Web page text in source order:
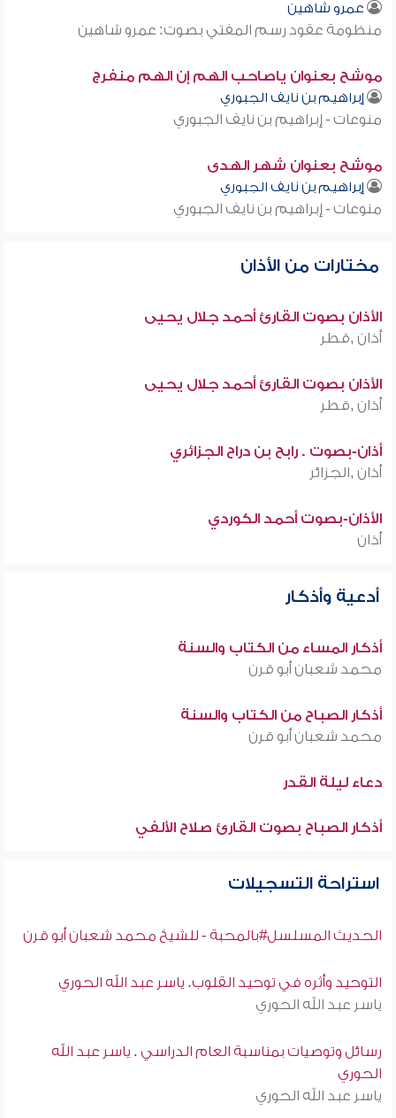
عمرو شاهين
منظومة عقود رسم المفتي بصوت: عمرو شاهين
موشح بعنوان ياصاحب الهم إن الهم منفرج
إبراهيم بن نايف الجبوري
منوعات - إبراهيم بن نايف الجبوري
موشح بعنوان شهر الهدى
إبراهيم بن نايف الجبوري
منوعات - إبراهيم بن نايف الجبوري
مختارات من الأذان
الأذان بصوت القارئ أحمد جلال يحيى
أذان ,قطر
الأذان بصوت القارئ أحمد جلال يحيى
أذان ,قطر
أذان-بصوت . رابح بن دراح الجزائري
أذان ,الجزائر
الأذان-بصوت أحمد الكوردي
أذان
أدعية وأذكار
أذكار المساء من الكتاب والسنة
محمد شعبان أبو قرن
أذكار الصباح من الكتاب والسنة
محمد شعبان أبو قرن
دعاء ليلة القدر
أذكار الصباح بصوت القارئ صلاح الألفي
استراحة التسجيلات
الحديث المسلسل#بالمحبة - للشيخ محمد شعبان أبو قرن
التوحيد وأثره في توحيد القلوب. ياسر عبد الله الحوري
ياسر عبد الله الحوري
رسائل وتوصيات بمناسبة العام الدراسي . ياسر عبد الله
الحوري
ياسر عبد الله الحوري